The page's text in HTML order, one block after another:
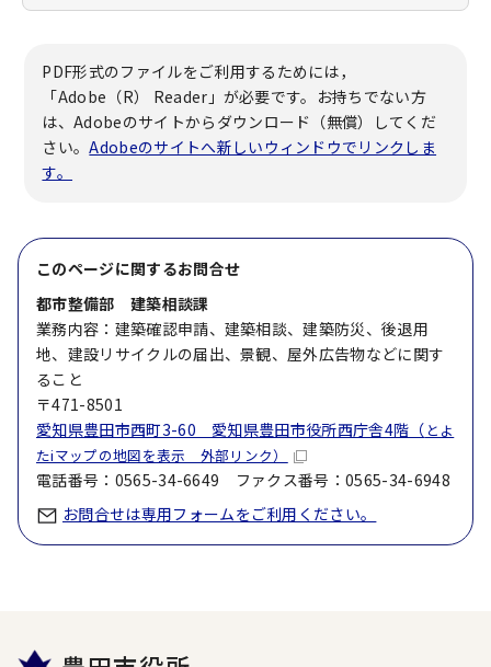
PDF形式のファイルをご利用するためには，
「Adobe（R） Reader」が必要です。お持ちでない方
は、Adobeのサイトからダウンロード（無償）してくだ
さい。Adobeのサイトへ新しいウィンドウでリンクしま
す。
このページに関するお問合せ
都市整備部 建築相談課
業務内容：建築確認申請、建築相談、建築防災、後退用
地、建設リサイクルの届出、景観、屋外広告物などに関す
ること
〒471-8501
愛知県豊田市西町3-60 愛知県豊田市役所西庁舎4階（ とよ
たiマップの地図を表示 外部リンク）
電話番号：0565-34-6649 ファクス番号：0565-34-6948
お問合せは専用フォームをご利用ください。